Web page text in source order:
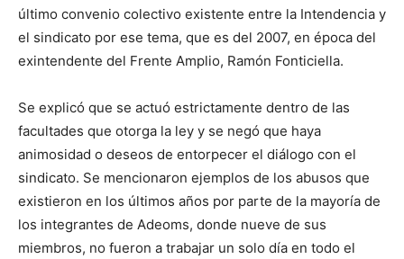
último convenio colectivo existente entre la Intendencia y
el sindicato por ese tema, que es del 2007, en época del
exintendente del Frente Amplio, Ramón Fonticiella.
Se explicó que se actuó estrictamente dentro de las
facultades que otorga la ley y se negó que haya
animosidad o deseos de entorpecer el diálogo con el
sindicato. Se mencionaron ejemplos de los abusos que
existieron en los últimos años por parte de la mayoría de
los integrantes de Adeoms, donde nueve de sus
miembros, no fueron a trabajar un solo día en todo el